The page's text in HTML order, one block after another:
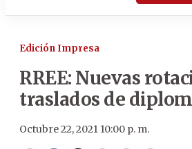
Edición Impresa
RREE: Nuevas
traslados de
Octubre 22, 2021 10:00 p. m.